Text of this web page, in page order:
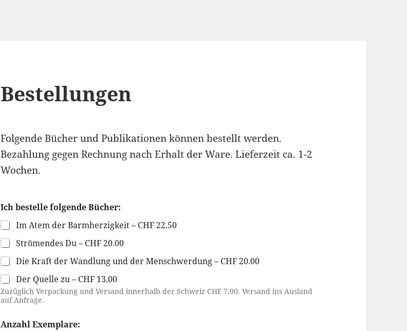
Bestellungen
Folgende Bücher und Publikationen können bestellt werden.
Bezahlung gegen Rechnung nach Erhalt der Ware. Lieferzeit ca. 1-2
Wochen.
Ich bestelle folgende Bücher:
Im Atem der Barmherzigkeit – CHF 22.50
Strömendes Du – CHF 20.00
Die Kraft der Wandlung und der Menschwerdung – CHF 20.00
Der Quelle zu – CHF 13.00
Zuzüglich Verpackung und Versand innerhalb der Schweiz CHF 7.00. Versand ins Ausland
auf Anfrage.
Anzahl Exemplare: